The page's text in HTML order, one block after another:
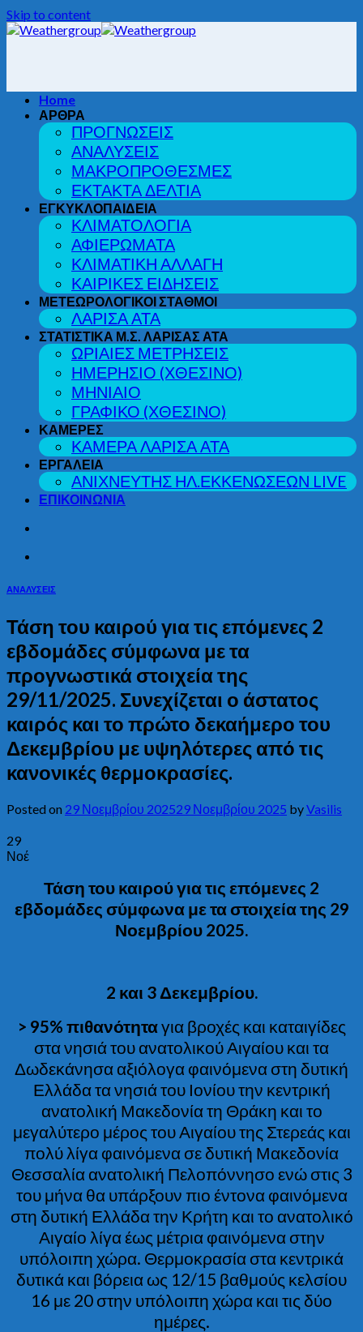
Skip to content
Home
ΑΡΘΡΑ
ΠΡΟΓΝΩΣΕΙΣ
ΑΝΑΛΥΣΕΙΣ
ΜΑΚΡΟΠΡΟΘΕΣΜΕΣ
ΕΚΤΑΚΤΑ ΔΕΛΤΙΑ
ΕΓΚΥΚΛΟΠΑΙΔΕΙΑ
ΚΛΙΜΑΤΟΛΟΓΙΑ
ΑΦΙΕΡΩΜΑΤΑ
ΚΛΙΜΑΤΙΚΗ ΑΛΛΑΓΗ
ΚΑΙΡΙΚΕΣ ΕΙΔΗΣΕΙΣ
ΜΕΤΕΩΡΟΛΟΓΙΚΟΙ ΣΤΑΘΜΟΙ
ΛΑΡΙΣΑ ΑΤΑ
ΣΤΑΤΙΣΤΙΚΑ Μ.Σ. ΛΑΡΙΣΑΣ ΑΤΑ
ΩΡΙΑΙΕΣ ΜΕΤΡΗΣΕΙΣ
ΗΜΕΡΗΣΙΟ (ΧΘΕΣΙΝΟ)
ΜΗΝΙΑΙΟ
ΓΡΑΦΙΚΟ (ΧΘΕΣΙΝΟ)
ΚΑΜΕΡΕΣ
ΚΑΜΕΡΑ ΛΑΡΙΣΑ ΑΤΑ
ΕΡΓΑΛΕΙΑ
ΑΝΙΧΝΕΥΤΗΣ ΗΛ.ΕΚΚΕΝΩΣΕΩΝ LIVE
ΕΠΙΚΟΙΝΩΝΙΑ
ΑΝΑΛΥΣΕΙΣ
Τάση του καιρού για τις επόμενες 2
εβδομάδες σύμφωνα με τα
προγνωστικά στοιχεία της
29/11/2025. Συνεχίζεται ο άστατος
καιρός και το πρώτο δεκαήμερο του
Δεκεμβρίου με υψηλότερες από τις
κανονικές θερμοκρασίες.
Posted on 29 Νοεμβρίου 202529 Νοεμβρίου 2025 byVasilis
29
Νοέ
Τάση του καιρού για τις επόμενες 2
εβδομάδες σύμφωνα με τα στοιχεία της 29
Νοεμβρίου 2025.
2 και 3 Δεκεμβρίου.
> 95% πιθανότηταγια βροχές και καταιγίδες
στα νησιά του ανατολικού Αιγαίου και τα
Δωδεκάνησα αξιόλογα φαινόμενα στη δυτική
Ελλάδα τα νησιά του Ιονίου την κεντρική
ανατολική Μακεδονία τη Θράκη και το
μεγαλύτερο μέρος του Αιγαίου της Στερεάς και
πολύ λίγα φαινόμενα σε δυτική Μακεδονία
Θεσσαλία ανατολική Πελοπόννησο ενώ στις 3
του μήνα θα υπάρξουν πιο έντονα φαινόμενα
στη δυτική Ελλάδα την Κρήτη και το ανατολικό
Αιγαίο λίγα έως μέτρια φαινόμενα στην
υπόλοιπη χώρα. Θερμοκρασία στα κεντρικά
δυτικά και βόρεια ως 12/15 βαθμούς κελσίου
16 με 20 στην υπόλοιπη χώρα και τις δύο
ημέρες.